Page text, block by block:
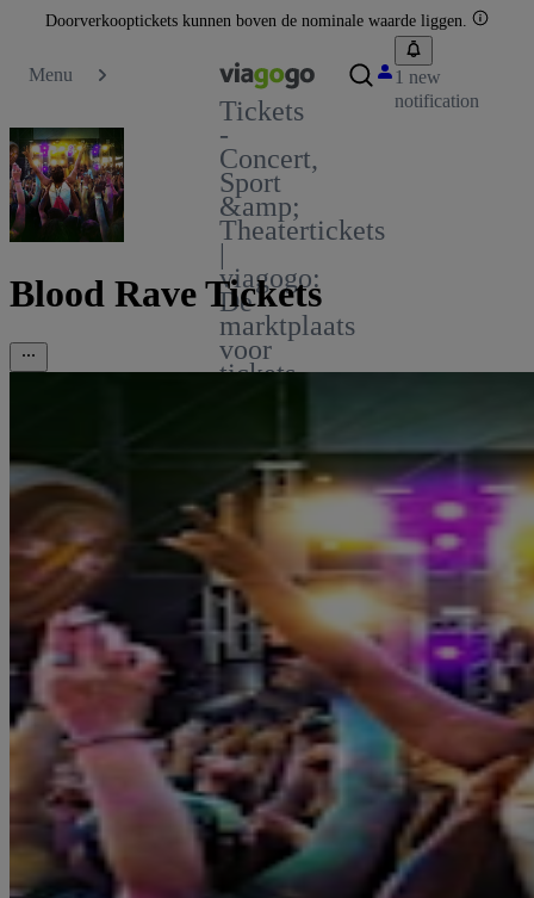
Doorverkooptickets kunnen boven de nominale waarde liggen.
Menu
Tickets
-
Concert,
Sport
&amp;
Theatertickets
|
viagogo:
De
marktplaats
voor
tickets
1 new
notification
Blood Rave Tickets